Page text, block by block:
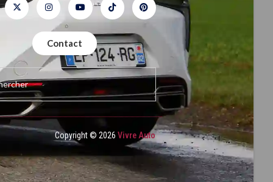
Contact
Copyright © 2026Vivre Auto